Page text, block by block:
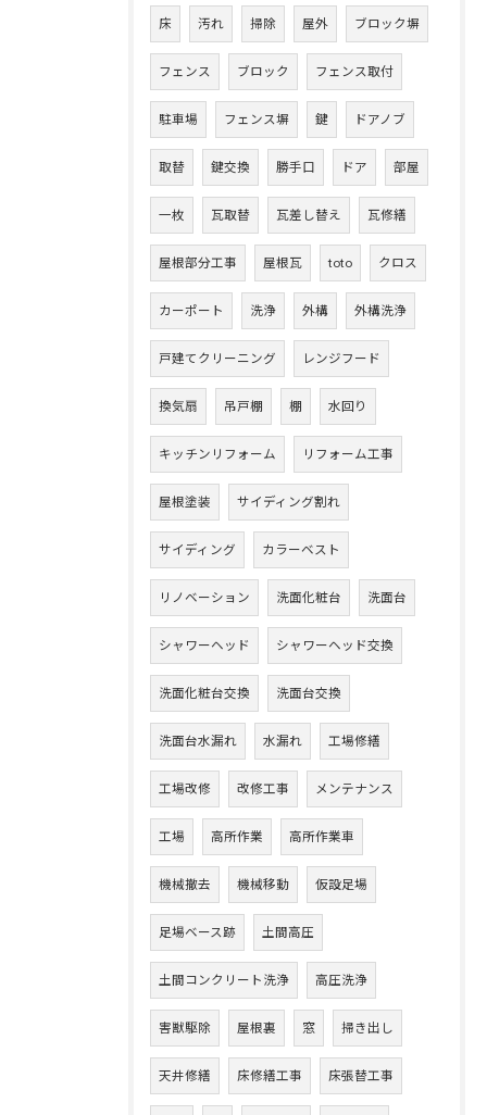
床 汚れ 掃除 屋外 ブロック塀
フェンス ブロック フェンス取付
駐車場 フェンス塀 鍵 ドアノブ
取替 鍵交換 勝手口 ドア 部屋
一枚 瓦取替 瓦差し替え 瓦修繕
屋根部分工事 屋根瓦 toto クロス
カーポート 洗浄 外構 外構洗浄
戸建てクリーニング レンジフード
換気扇 吊戸棚 棚 水回り
キッチンリフォーム リフォーム工事
屋根塗装 サイディング割れ
サイディング カラーベスト
リノベーション 洗面化粧台 洗面台
シャワーヘッド シャワーヘッド交換
洗面化粧台交換 洗面台交換
洗面台水漏れ 水漏れ 工場修繕
工場改修 改修工事 メンテナンス
工場 高所作業 高所作業車
機械撤去 機械移動 仮設足場
足場ベース跡 土間高圧
土間コンクリート洗浄 高圧洗浄
害獣駆除 屋根裏 窓 掃き出し
天井修繕 床修繕工事 床張替工事